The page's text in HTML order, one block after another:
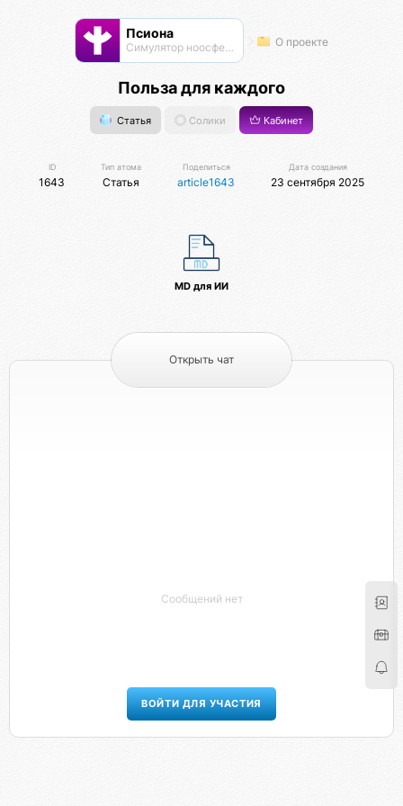
Псиона
Cимулятор ноосферы О проекте
Польза для каждого
Статья Солики Кабинет
ID
1643
Тип атома
Статья
Поделиться
article1643
Дата создания
23 сентября 2025
MD для ИИ
Открыть чат
Сообщений нет
ВОЙТИ ДЛЯ УЧАСТИЯ